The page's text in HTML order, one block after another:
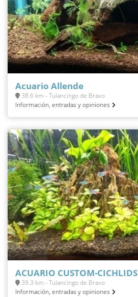
Acuario Allende
38.6 km - Tulancingo de Bravo
Información, entradas y opiniones
ACUARIO CUSTOM-CICHLIDS
39.3 km - Tulancingo de Bravo
Información, entradas y opiniones